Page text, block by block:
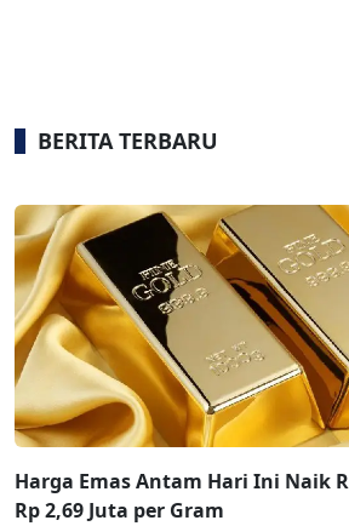
BERITA TERBARU
Harga Emas Antam Hari Ini Naik
Rp 2,69 Juta per Gram